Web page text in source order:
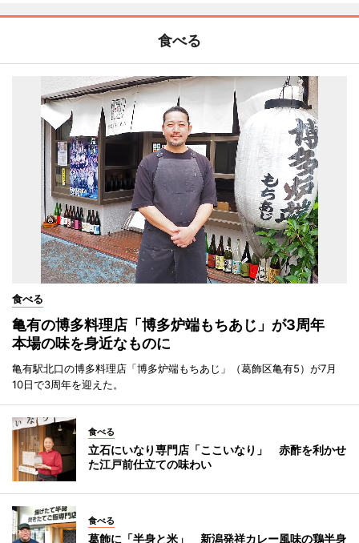
食べる
食べる
亀有の博多料理店「博多炉端もちあじ」が3周年
本場の味を身近なものに
亀有駅北口の博多料理店「博多炉端もちあじ」（葛飾区亀有5）が7月
10日で3周年を迎えた。
食べる
立石にいなり専門店「ここいなり」 赤酢を利かせ
た江戸前仕立ての味わい
食べる
葛飾に「半身と米」 新潟発祥カレー風味の鶏半身